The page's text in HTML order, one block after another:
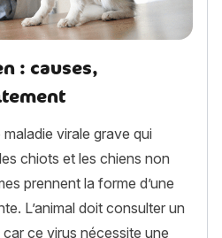
: causes,
virale grave qui
chiots et les chiens non
prennent la forme d’une
L’animal doit consulter un
ce virus nécessite une